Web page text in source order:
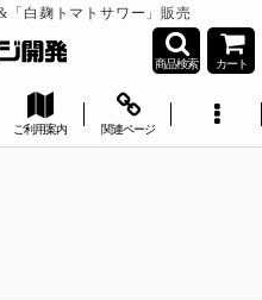
「白麹トマトサワー」販売
商品検索 カート
ご利用案内 関連ページ